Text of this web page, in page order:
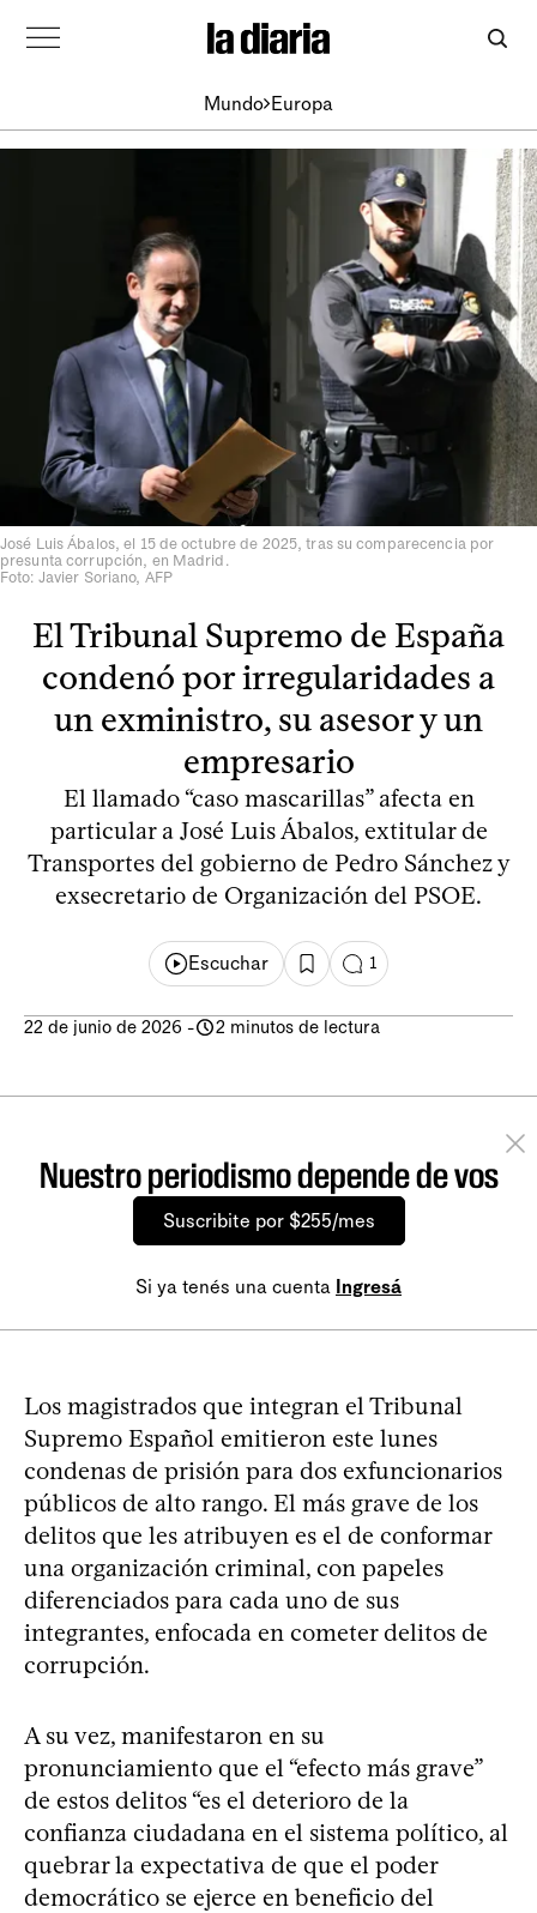
Mundo Europa
José Luis Ábalos, el 15 de octubre de 2025, tras su comparecencia por
presunta corrupción, en Madrid.
Foto: Javier Soriano, AFP
El Tribunal Supremo de España
condenó por irregularidades a
un exministro, su asesor y un
empresario
El llamado “caso mascarillas” afecta en
particular a José Luis Ábalos, extitular de
Transportes del gobierno de Pedro Sánchez y
exsecretario de Organización del PSOE.
Escuchar 1
22 de junio de 2026 - 2 minutos de lectura
Nuestro periodismo depende de vos
Suscribite por $255/mes
Si ya tenés una cuenta Ingresá
Los magistrados que integran el Tribunal
Supremo Español emitieron este lunes
condenas de prisión para dos exfuncionarios
públicos de alto rango. El más grave de los
delitos que les atribuyen es el de conformar
una organización criminal, con papeles
diferenciados para cada uno de sus
integrantes, enfocada en cometer delitos de
corrupción.
A su vez, manifestaron en su
pronunciamiento que el “efecto más grave”
de estos delitos “es el deterioro de la
confianza ciudadana en el sistema político, al
quebrar la expectativa de que el poder
democrático se ejerce en beneficio del